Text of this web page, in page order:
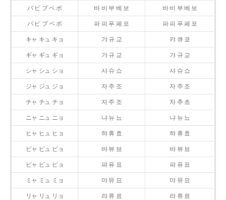
バ ビ ブ ベ ボ 바 비 부 베 보 바 비 부 베 보
パ ピ プ ペ ポ 파 피 푸 페 포 파 피 푸 페 포
キャ キュ キョ 갸 규 교 캬 큐 쿄
ギャ ギュ ギョ 갸 규 교 갸 규 교
シャ シュ ショ 샤 슈 쇼 샤 슈 쇼
ジャ ジュ ジョ 자 주 조 자 주 조
チャ チュ チョ 자 주 조 차 추 초
ニャ ニュ ニョ 냐 뉴 뇨 냐 뉴 뇨
ヒャ ヒュ ヒョ 햐 휴 효 햐 휴 효
ビャ ビュ ビョ 뱌 뷰 뵤 뱌 뷰 뵤
ピャ ピュ ピョ 퍄 퓨 표 퍄 퓨 표
ミャ ミュ ミョ 먀 뮤 묘 먀 뮤 묘
リャ リュ リョ 랴 류 료 랴 류 료